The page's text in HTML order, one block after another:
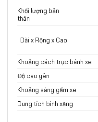
Khối lượng bản
Dài x Rộng x Cao
Khoảng cách trục bánh
Độ cao yên
Khoảng sáng gầm xe
Dung tích bình xăng